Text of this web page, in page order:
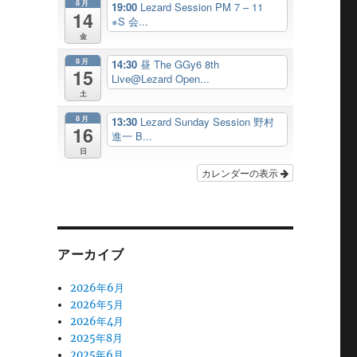
8月
14
金
19:00 Lezard Session PM 7 – 11
※S 会...
8月
15
土
14:30昼 The GGy6 8th
Live@Lezard Open...
8月
16
日
13:30 Lezard Sunday Session 野村
進一 B...
カレンダーの表示
アーカイブ
2026年6月
2026年5月
2026年4月
2025年8月